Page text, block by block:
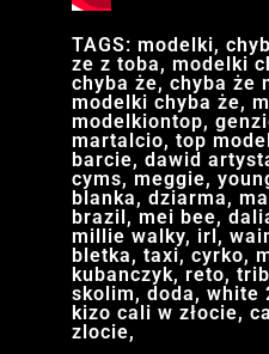
TAGS: modelki,
ze z toba, modelki
chyba że, chyba że
modelki chyba że,
modelkiontop,
martalcio, top
barcie, dawid
cyms, meggie,
blanka, dziarma,
brazil, mei bee,
millie walky, irl,
bletka, taxi, cyrko,
kubanczyk, reto,
skolim, doda, white
kizo cali w złocie,
zlocie,